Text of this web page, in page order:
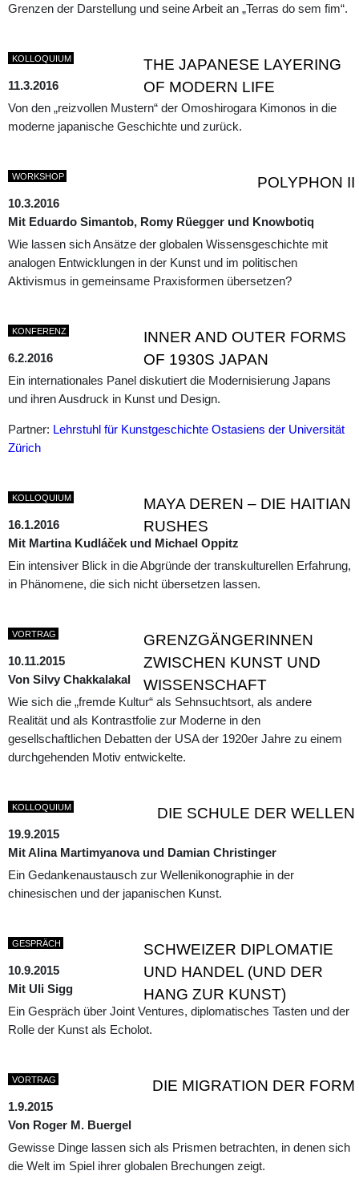
Grenzen der Darstellung und seine Arbeit an „Terras do sem fim“.
THE JAPANESE LAYERING
OF MODERN LIFE
KOLLOQUIUM
11.3.2016
Von den „reizvollen Mustern“ der Omoshirogara Kimonos in die
moderne japanische Geschichte und zurück.
POLYPHON II
WORKSHOP
10.3.2016
Mit Eduardo Simantob, Romy Rüegger und Knowbotiq
Wie lassen sich Ansätze der globalen Wissensgeschichte mit
analogen Entwicklungen in der Kunst und im politischen
Aktivismus in gemeinsame Praxisformen übersetzen?
INNER AND OUTER FORMS
OF 1930S JAPAN
KONFERENZ
6.2.2016
Ein internationales Panel diskutiert die Modernisierung Japans
und ihren Ausdruck in Kunst und Design.
Partner: Lehrstuhl für Kunstgeschichte Ostasiens der Universität
Zürich
MAYA DEREN – DIE HAITIAN
RUSHES
KOLLOQUIUM
16.1.2016
Mit Martina Kudláček und Michael Oppitz
Ein intensiver Blick in die Abgründe der transkulturellen Erfahrung,
in Phänomene, die sich nicht übersetzen lassen.
GRENZGÄNGERINNEN
ZWISCHEN KUNST UND
WISSENSCHAFT
VORTRAG
10.11.2015
Von Silvy Chakkalakal
Wie sich die „fremde Kultur“ als Sehnsuchtsort, als andere
Realität und als Kontrastfolie zur Moderne in den
gesellschaftlichen Debatten der USA der 1920er Jahre zu einem
durchgehenden Motiv entwickelte.
DIE SCHULE DER WELLEN
KOLLOQUIUM
19.9.2015
Mit Alina Martimyanova und Damian Christinger
Ein Gedankenaustausch zur Wellenikonographie in der
chinesischen und der japanischen Kunst.
SCHWEIZER DIPLOMATIE
UND HANDEL (UND DER
HANG ZUR KUNST)
GESPRÄCH
10.9.2015
Mit Uli Sigg
Ein Gespräch über Joint Ventures, diplomatisches Tasten und der
Rolle der Kunst als Echolot.
DIE MIGRATION DER FORM
VORTRAG
1.9.2015
Von Roger M. Buergel
Gewisse Dinge lassen sich als Prismen betrachten, in denen sich
die Welt im Spiel ihrer globalen Brechungen zeigt.